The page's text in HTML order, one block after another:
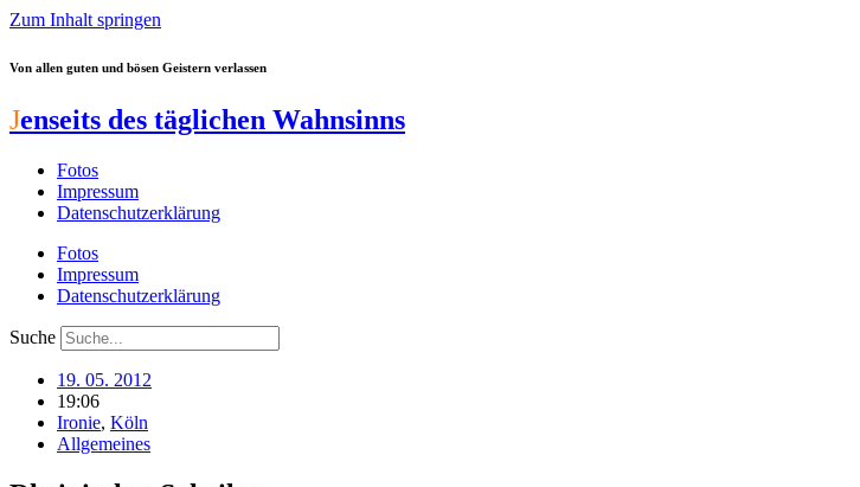
Zum Inhalt springen
Von allen guten und bösen Geistern verlassen
Jenseits des täglichen Wahnsinns
Fotos
Impressum
Datenschutzerklärung
Fotos
Impressum
Datenschutzerklärung
Suche
19. 05. 2012
19:06
Ironie, Köln
Allgemeines